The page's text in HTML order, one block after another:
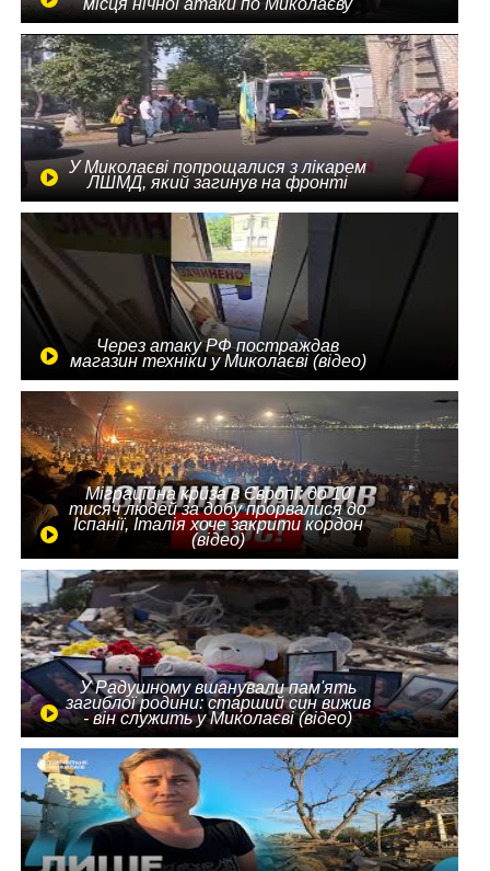
місця нічної атаки по Миколаєву
У Миколаєві попрощалися з лікарем
ЛШМД, який загинув на фронті
Через атаку РФ постраждав
магазин техніки у Миколаєві (відео)
Міграційна криза в Європі: до 10
тисяч людей за добу прорвалися до
Іспанії, Італія хоче закрити кордон
(відео)
У Радушному вшанували пам'ять
загиблої родини: старший син вижив
- він служить у Миколаєві (відео)